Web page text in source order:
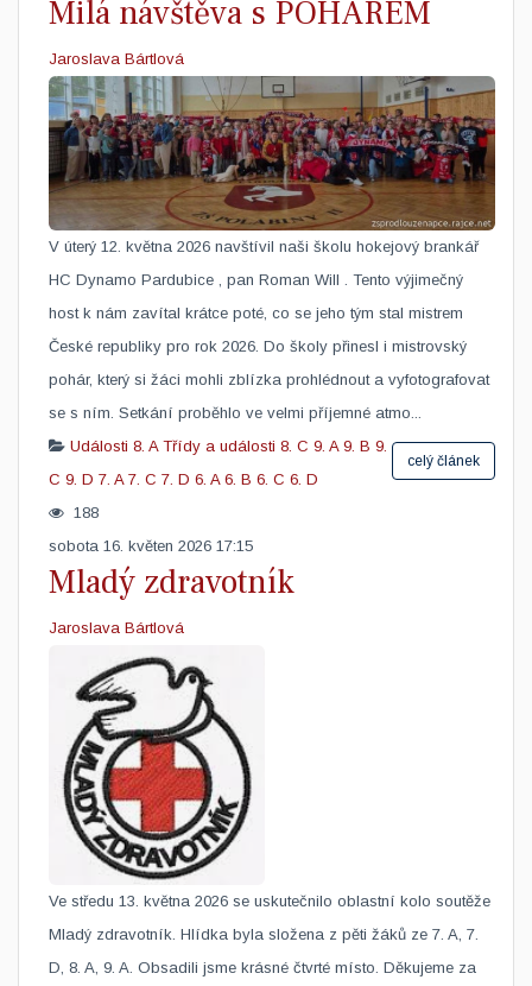
Milá návštěva s POHÁREM
Jaroslava Bártlová
V úterý 12. května 2026 navštívil naši školu hokejový brankář
HC Dynamo Pardubice , pan Roman Will . Tento výjimečný
host k nám zavítal krátce poté, co se jeho tým stal mistrem
České republiky pro rok 2026. Do školy přinesl i mistrovský
pohár, který si žáci mohli zblízka prohlédnout a vyfotografovat
se s ním. Setkání proběhlo ve velmi příjemné atmo...
celý článek
Události 8. A Třídy a události 8. C 9. A 9. B 9.
C 9. D 7. A 7. C 7. D 6. A 6. B 6. C 6. D
188
sobota 16. květen 2026 17:15
Mladý zdravotník
Jaroslava Bártlová
Ve středu 13. května 2026 se uskutečnilo oblastní kolo soutěže
Mladý zdravotník. ​Hlídka byla složena z pěti žáků ze 7. A, 7.
D, 8. A, 9. A. Obsadili jsme krásné čtvrté místo. Děkujeme za